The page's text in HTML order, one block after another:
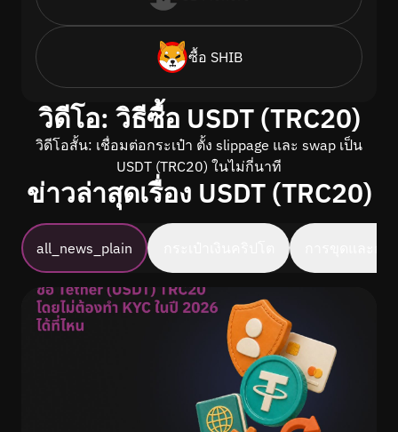
ซื้อ SHIB
วิดีโอ: วิธีซื้อ USDT (TRC20)
วิดีโอสั้น: เชื่อมต่อกระเป๋า ตั้ง slippage และ swap เป็น
USDT (TRC20) ในไม่กี่นาที
ข่าวล่าสุดเรื่อง USDT (TRC20)
all_news_plain